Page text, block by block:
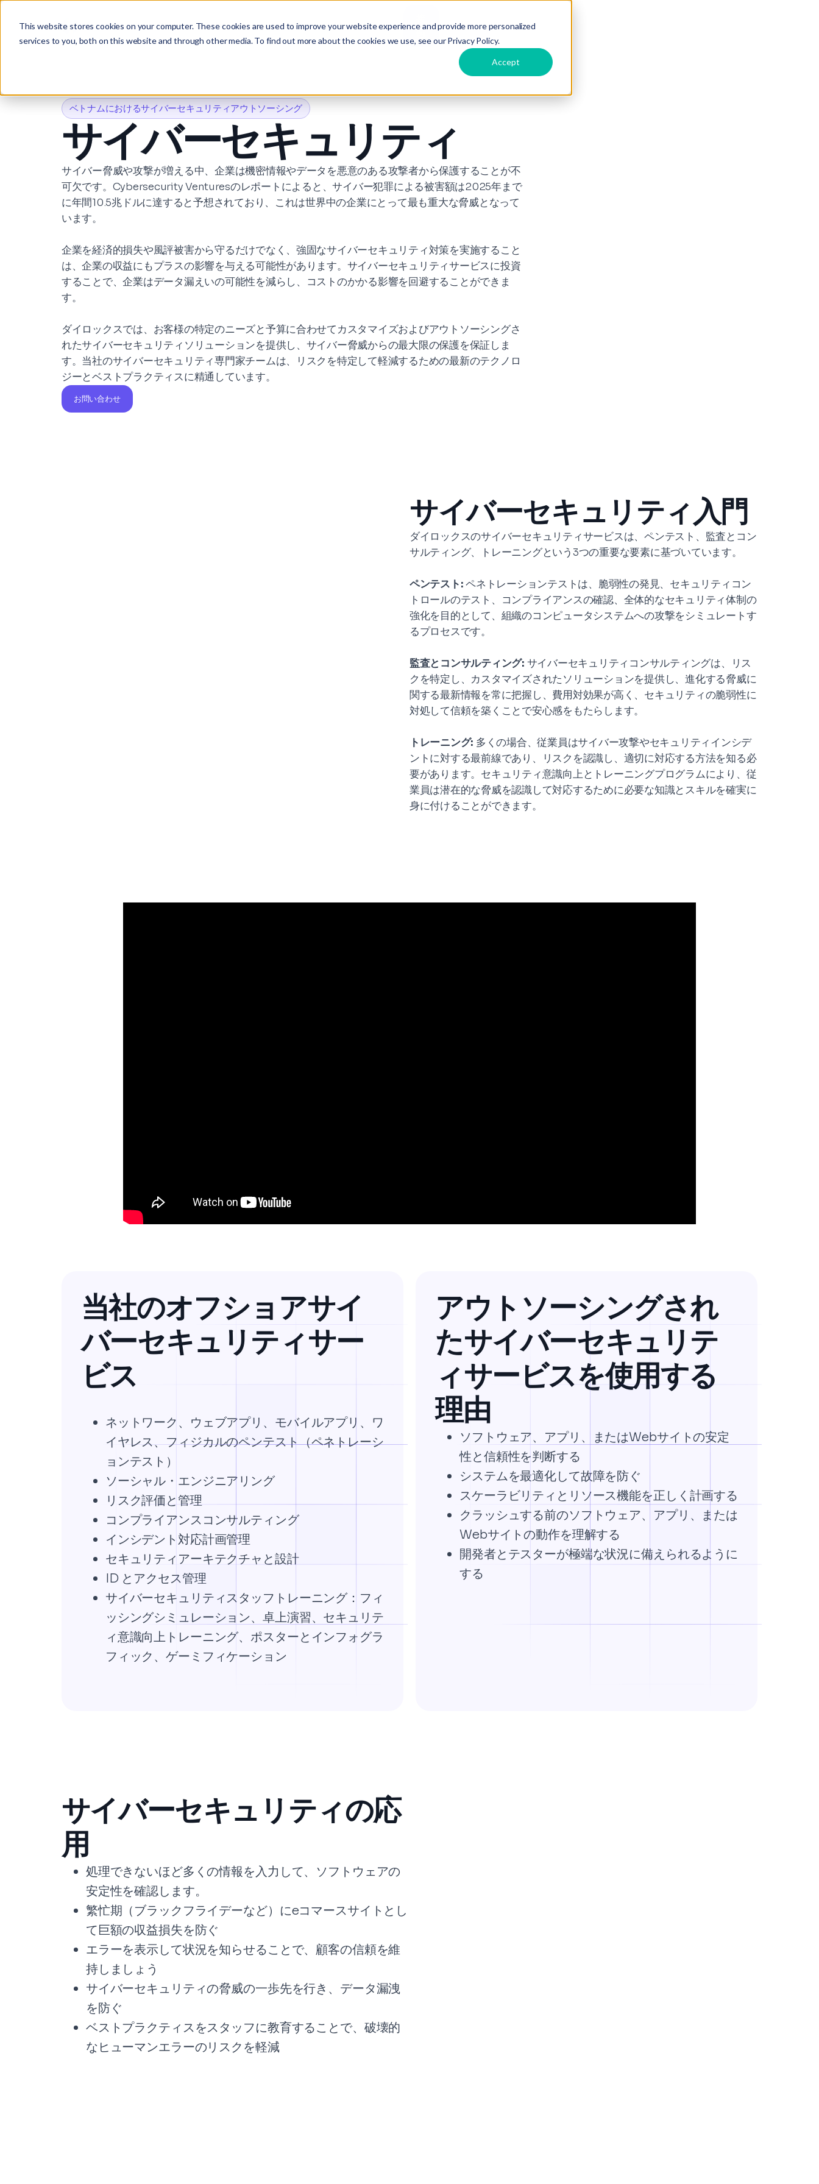
This website stores cookies on your computer. These cookies are used to improve your website experience and provide more personalized
services to you, both on this website and through other media. To find out more about the cookies we use, see our Privacy Policy.
Accept
Studio Labs Insights Care Hire Dirox
触
言語
ベトナムにおけるサイバーセキュリティアウトソーシング
サイバーセキュリティ
サイバー脅威や攻撃が増える中、企業は機密情報やデータを悪意のある攻撃者から保護することが不
可欠です。Cybersecurity Venturesのレポートによると、サイバー犯罪による被害額は2025年まで
に年間10.5兆ドルに達すると予想されており、これは世界中の企業にとって最も重大な脅威となって
います。
企業を経済的損失や風評被害から守るだけでなく、強固なサイバーセキュリティ対策を実施すること
は、企業の収益にもプラスの影響を与える可能性があります。サイバーセキュリティサービスに投資
することで、企業はデータ漏えいの可能性を減らし、コストのかかる影響を回避することができま
す。
ダイロックスでは、お客様の特定のニーズと予算に合わせてカスタマイズおよびアウトソーシングさ
れたサイバーセキュリティソリューションを提供し、サイバー脅威からの最大限の保護を保証しま
す。当社のサイバーセキュリティ専門家チームは、リスクを特定して軽減するための最新のテクノロ
ジーとベストプラクティスに精通しています。
お問い合わせ
サイバーセキュリティ入門
ダイロックスのサイバーセキュリティサービスは、ペンテスト、監査とコン
サルティング、トレーニングという3つの重要な要素に基づいています。
ペンテスト:ペネトレーションテストは、脆弱性の発見、セキュリティコン
トロールのテスト、コンプライアンスの確認、全体的なセキュリティ体制の
強化を目的として、組織のコンピュータシステムへの攻撃をシミュレートす
るプロセスです。
監査とコンサルティング: サイバーセキュリティコンサルティングは、リス
クを特定し、カスタマイズされたソリューションを提供し、進化する脅威に
関する最新情報を常に把握し、費用対効果が高く、セキュリティの脆弱性に
対処して信頼を築くことで安心感をもたらします。
トレーニング: 多くの場合、従業員はサイバー攻撃やセキュリティインシデ
ントに対する最前線であり、リスクを認識し、適切に対応する方法を知る必
要があります。セキュリティ意識向上とトレーニングプログラムにより、従
業員は潜在的な脅威を認識して対応するために必要な知識とスキルを確実に
身に付けることができます。
当社のオフショアサイ
バーセキュリティサー
ビス
ネットワーク、ウェブアプリ、モバイルアプリ、ワ
イヤレス、フィジカルのペンテスト（ペネトレーシ
ョンテスト）
ソーシャル・エンジニアリング
リスク評価と管理
コンプライアンスコンサルティング
インシデント対応計画管理
セキュリティアーキテクチャと設計
ID とアクセス管理
サイバーセキュリティスタッフトレーニング：フィ
ッシングシミュレーション、卓上演習、セキュリテ
ィ意識向上トレーニング、ポスターとインフォグラ
フィック、ゲーミフィケーション
アウトソーシングされ
たサイバーセキュリテ
ィサービスを使用する
理由
ソフトウェア、アプリ、またはWebサイトの安定
性と信頼性を判断する
システムを最適化して故障を防ぐ
スケーラビリティとリソース機能を正しく計画する
クラッシュする前のソフトウェア、アプリ、または
Webサイトの動作を理解する
開発者とテスターが極端な状況に備えられるように
する
サイバーセキュリティの応
用
処理できないほど多くの情報を入力して、ソフトウェアの
安定性を確認します。
繁忙期（ブラックフライデーなど）にeコマースサイトとし
て巨額の収益損失を防ぐ
エラーを表示して状況を知らせることで、顧客の信頼を維
持しましょう
サイバーセキュリティの脅威の一歩先を行き、データ漏洩
を防ぐ
ベストプラクティスをスタッフに教育することで、破壊的
なヒューマンエラーのリスクを軽減